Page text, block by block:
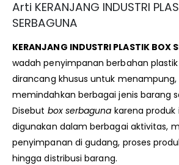
Arti KERANJANG INDUSTRI
SERBAGUNA
KERANJANG INDUSTRI PLASTIK BOX
wadah penyimpanan berbahan
dirancang khusus untuk
memindahkan berbagai jenis barang
Disebut box serbaguna karena produk
digunakan dalam berbagai aktivitas,
penyimpanan di gudang, proses
hingga distribusi barang.